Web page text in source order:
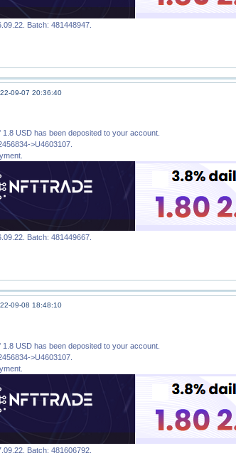
Batch: 481448947.
09-07 20:36:40
1.8 USD has been deposited to your account.
>U4603107.
Batch: 481449667.
09-08 18:48:10
1.8 USD has been deposited to your account.
>U4603107.
Batch: 481606792.